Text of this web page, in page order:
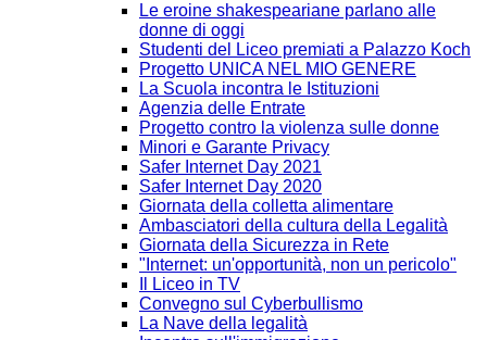
Le eroine shakespeariane parlano alle
donne di oggi
Studenti del Liceo premiati a Palazzo Koch
Progetto UNICA NEL MIO GENERE
La Scuola incontra le Istituzioni
Agenzia delle Entrate
Progetto contro la violenza sulle donne
Minori e Garante Privacy
Safer Internet Day 2021
Safer Internet Day 2020
Giornata della colletta alimentare
Ambasciatori della cultura della Legalità
Giornata della Sicurezza in Rete
"Internet: un'opportunità, non un pericolo"
Il Liceo in TV
Convegno sul Cyberbullismo
La Nave della legalità